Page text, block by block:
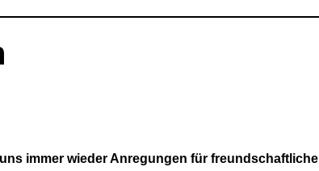
immer wieder Anregungen für freundschaftliche